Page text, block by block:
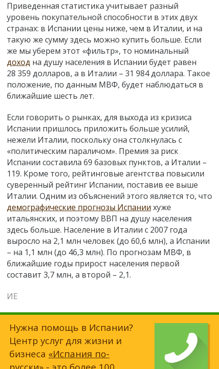
Приведенная статистика учитывает разный
уровень покупательной способности в этих двух
странах: в Испании цены ниже, чем в Италии, и на
такую же сумму здесь можно купить больше. Если
же мы уберем этот «фильтр», то номинальный
доход на душу населения в Испании будет равен
28 359 долларов, а в Италии – 31 984 доллара. Такое
положение, по данным МВФ, будет наблюдаться в
ближайшие шесть лет.
Если говорить о рынках, для выхода из кризиса
Испании пришлось приложить больше усилий,
нежели Италии, поскольку она столкнулась с
«политическим параличом». Премия за риск
Испании составила 69 базовых пунктов, а Италии –
119. Кроме того, рейтинговые агентства повысили
суверенный рейтинг Испании, поставив ее выше
Италии. Одним из объяснений этого является то, что
демографические прогнозы Испании хуже
итальянских, и поэтому ВВП на душу населения
здесь больше. Население в Италии с 2007 года
выросло на 2,1 млн человек (до 60,6 млн), а Испании
– на 1,1 млн (до 46,3 млн). По прогнозам МВФ, в
ближайшие годы прирост населения первой
составит 3,7 млн, а второй – 2,1.
ИЕ
Нужна помощь в Испании?
Центр услуг для жизни и
бизнеса «Испания по-